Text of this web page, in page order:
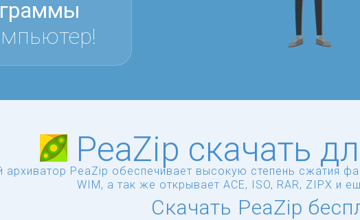
PeaZip скачать
архиватор PeaZip обеспечивает высокую степень сжатия
WIM, а так же открывает ACE, ISO, RAR, ZIPX и
Скачать PeaZip